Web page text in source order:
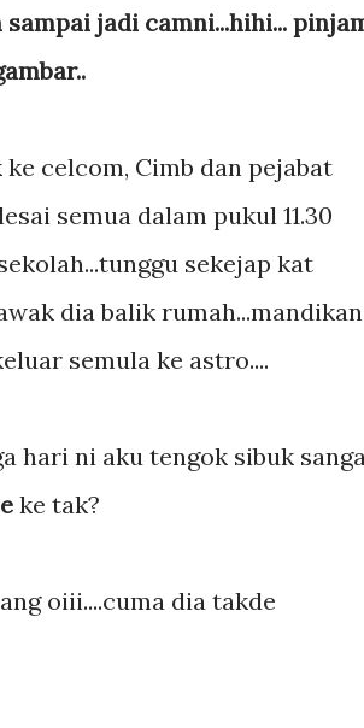
jadi camni...hihi...
celcom, Cimb dan pejabat
semua dalam pukul 11.30
sekejap kat
dia balik rumah...mandikan
semula ke astro....
hari ni aku tengok sibuk
ke tak?
oiii....cuma dia takde